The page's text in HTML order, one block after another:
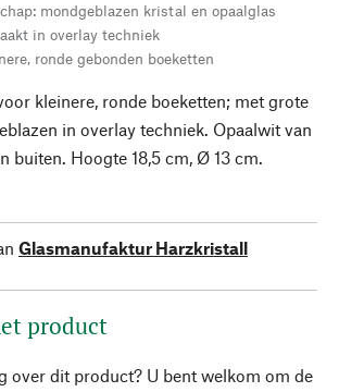
mondgeblazen kristal en opaalglas
in overlay techniek
ronde gebonden boeketten
kleinere, ronde boeketten; met grote
in overlay techniek. Opaalwit van
buiten. Hoogte 18,5 cm, Ø 13 cm.
Glasmanufaktur Harzkristall
product
over dit product? U bent welkom om de